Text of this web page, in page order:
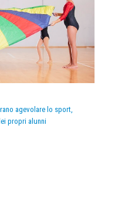
agevolare lo sport,
propri alunni